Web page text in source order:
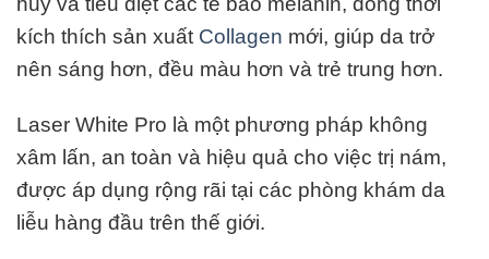
kích thích sản xuất Collagen mới, giúp da trở
nên sáng hơn, đều màu hơn và trẻ trung hơn.
Laser White Pro là một phương pháp không
xâm lấn, an toàn và hiệu quả cho việc trị nám,
được áp dụng rộng rãi tại các phòng khám da
liễu hàng đầu trên thế giới.